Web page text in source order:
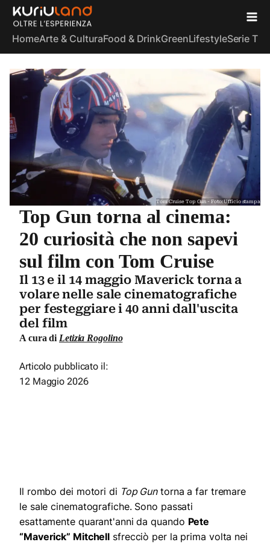
HomeArte & CulturaFood & DrinkGreenLifestyleSerie TV
Tom Cruise Top Gun - Foto: Ufficio stampa
Top Gun torna al cinema:
20 curiosità che non sapevi
sul film con Tom Cruise
Il 13 e il 14 maggio Maverick torna a
volare nelle sale cinematografiche
per festeggiare i 40 anni dall'uscita
del film
A cura diLetizia Rogolino
Articolo pubblicato il:
12 Maggio 2026
Il rombo dei motori di Top Guntorna a far tremare
le sale cinematografiche. Sono passati
esattamente quarant'anni da quando Pete
“Maverick” Mitchell sfrecciò per la prima volta nei